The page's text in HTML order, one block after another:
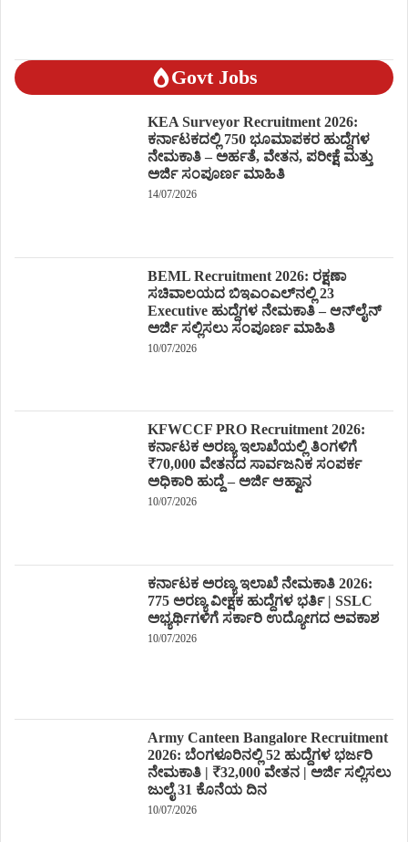
Govt Jobs
KEA Surveyor Recruitment 2026:
ಕರ್ನಾಟಕದಲ್ಲಿ 750 ಭೂಮಾಪಕರ ಹುದ್ದೆಗಳ
ನೇಮಕಾತಿ – ಅರ್ಹತೆ, ವೇತನ, ಪರೀಕ್ಷೆ ಮತ್ತು
ಅರ್ಜಿ ಸಂಪೂರ್ಣ ಮಾಹಿತಿ
14/07/2026
BEML Recruitment 2026: ರಕ್ಷಣಾ
ಸಚಿವಾಲಯದ ಬಿಇಎಂಎಲ್‌ನಲ್ಲಿ 23
Executive ಹುದ್ದೆಗಳ ನೇಮಕಾತಿ – ಆನ್‌ಲೈನ್
ಅರ್ಜಿ ಸಲ್ಲಿಸಲು ಸಂಪೂರ್ಣ ಮಾಹಿತಿ
10/07/2026
KFWCCF PRO Recruitment 2026:
ಕರ್ನಾಟಕ ಅರಣ್ಯ ಇಲಾಖೆಯಲ್ಲಿ ತಿಂಗಳಿಗೆ
₹70,000 ವೇತನದ ಸಾರ್ವಜನಿಕ ಸಂಪರ್ಕ
ಅಧಿಕಾರಿ ಹುದ್ದೆ – ಅರ್ಜಿ ಆಹ್ವಾನ
10/07/2026
ಕರ್ನಾಟಕ ಅರಣ್ಯ ಇಲಾಖೆ ನೇಮಕಾತಿ 2026:
775 ಅರಣ್ಯ ವೀಕ್ಷಕ ಹುದ್ದೆಗಳ ಭರ್ತಿ | SSLC
ಅಭ್ಯರ್ಥಿಗಳಿಗೆ ಸರ್ಕಾರಿ ಉದ್ಯೋಗದ ಅವಕಾಶ
10/07/2026
Army Canteen Bangalore Recruitment
2026: ಬೆಂಗಳೂರಿನಲ್ಲಿ 52 ಹುದ್ದೆಗಳ ಭರ್ಜರಿ
ನೇಮಕಾತಿ | ₹32,000 ವೇತನ | ಅರ್ಜಿ ಸಲ್ಲಿಸಲು
ಜುಲೈ 31 ಕೊನೆಯ ದಿನ
10/07/2026